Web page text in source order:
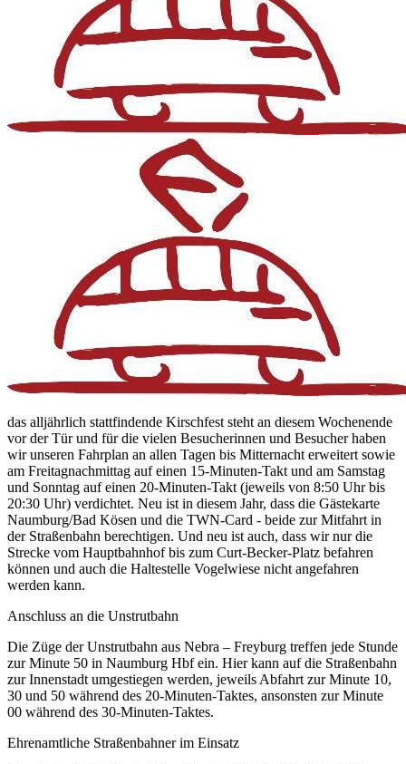
das alljährlich stattfindende Kirschfest steht an diesem Wochenende
vor der Tür und für die vielen Besucherinnen und Besucher haben
wir unseren Fahrplan an allen Tagen bis Mitternacht erweitert sowie
am Freitagnachmittag auf einen 15-Minuten-Takt und am Samstag
und Sonntag auf einen 20-Minuten-Takt (jeweils von 8:50 Uhr bis
20:30 Uhr) verdichtet. Neu ist in diesem Jahr, dass die Gästekarte
Naumburg/Bad Kösen und die TWN-Card - beide zur Mitfahrt in
der Straßenbahn berechtigen. Und neu ist auch, dass wir nur die
Strecke vom Hauptbahnhof bis zum Curt-Becker-Platz befahren
können und auch die Haltestelle Vogelwiese nicht angefahren
werden kann.
Anschluss an die Unstrutbahn
Die Züge der Unstrutbahn aus Nebra – Freyburg treffen jede Stunde
zur Minute 50 in Naumburg Hbf ein. Hier kann auf die Straßenbahn
zur Innenstadt umgestiegen werden, jeweils Abfahrt zur Minute 10,
30 und 50 während des 20-Minuten-Taktes, ansonsten zur Minute
00 während des 30-Minuten-Taktes.
Ehrenamtliche Straßenbahner im Einsatz